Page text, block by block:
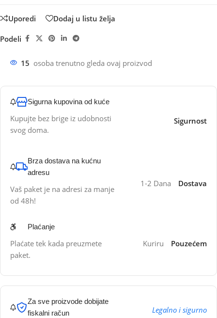
Uporedi Dodaj u listu želja
Podeli
15 osoba trenutno gleda ovaj proizvod
Sigurna kupovina od kuće
Kupujte bez brige iz udobnosti
svog doma.
Sigurnost
Brza dostava na kućnu
adresu
Vaš paket je na adresi za manje
od 48h!
1-2 Dana Dostava
Plaćanje
Plaćate tek kada preuzmete
paket.
Kuriru Pouzećem
Za sve proizvode dobijate
fiskalni račun
Legalno i sigurno